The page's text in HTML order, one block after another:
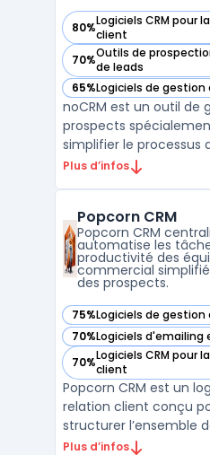
80%Logiciels CRM pour
client
— voir noCRM dans cette
70%Outils de
de leads
— voir noCRM dans cette
65%Logiciels de gestion
— voir noCRM dans
noCRM est un outil de
prospects
simplifier le processus
commerciale.
des opportunités
la complexité souvent
Plus d’infos
Popcorn CRM
Popcorn CRM
automatise les
productivité des
commercial
des prospects.
75%Logiciels de gestion
— voir Popcorn CRM
70%Logiciels
— voir Popcorn CRM
70%Logiciels CRM pour
client
— voir Popcorn CRM
Popcorn CRM est un
relation client conçu
structurer l’ensemble
commerciales des
Plus d’infos